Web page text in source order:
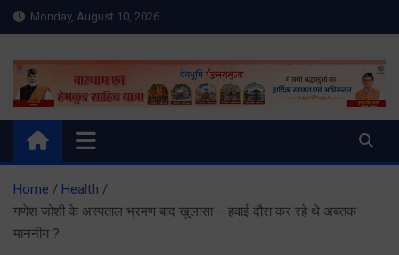
Skip
to
Monday, August 10, 2026
Meru Raibar | Uttarakhand
News | Uttarkashi News
meruraibar.com
Home
Health
गणेश जोशी के अस्पताल भ्रमण बाद खुलासा – हवाई दौरा कर रहे थे अबतक
माननीय ?